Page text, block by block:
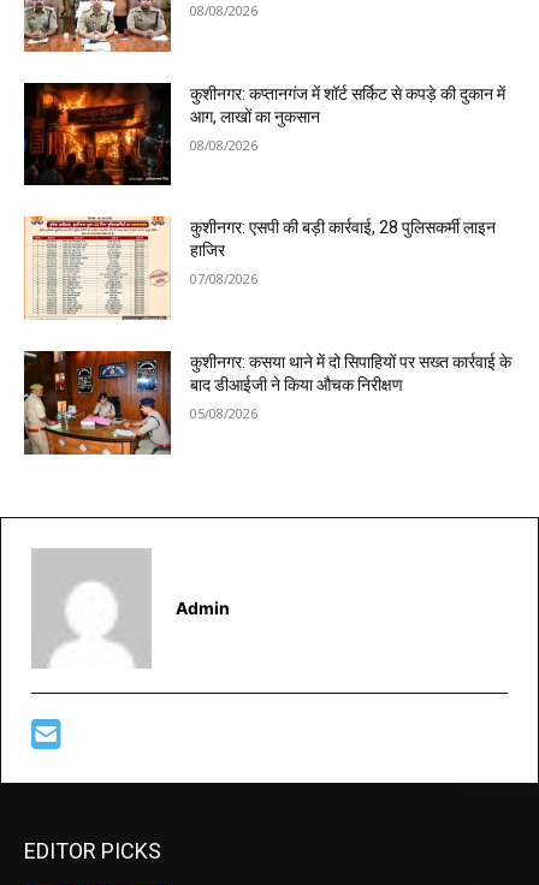
08/08/2026
कुशीनगर: कप्तानगंज में शॉर्ट सर्किट से कपड़े की दुकान में
आग, लाखों का नुकसान
08/08/2026
कुशीनगर: एसपी की बड़ी कार्रवाई, 28 पुलिसकर्मी लाइन
हाजिर
07/08/2026
कुशीनगर: कसया थाने में दो सिपाहियों पर सख्त कार्रवाई के
बाद डीआईजी ने किया औचक निरीक्षण
05/08/2026
Admin
EDITOR PICKS